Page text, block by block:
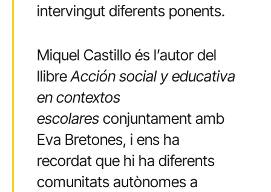
intervingut diferents ponents.
Miquel Castillo és l’autor del
llibreAcción social y educativa
en contextos
escolaresconjuntament amb
Eva Bretones, i ens ha
recordat que hi ha diferents
comunitats autònomes a